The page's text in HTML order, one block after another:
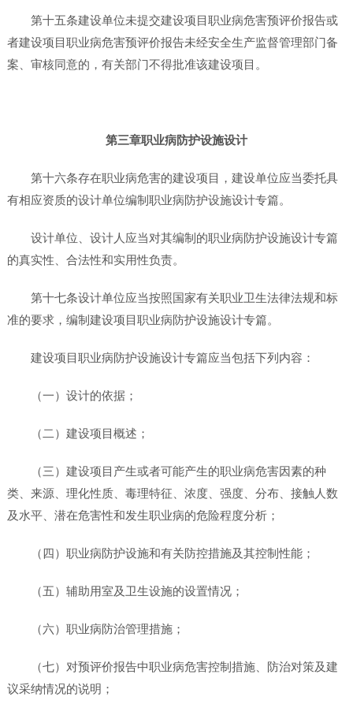
第十五条建设单位未提交建设项目职业病危害预评价报告或
者建设项目职业病危害预评价报告未经安全生产监督管理部门备
案、审核同意的，有关部门不得批准该建设项目。
第三章职业病防护设施设计
第十六条存在职业病危害的建设项目，建设单位应当委托具
有相应资质的设计单位编制职业病防护设施设计专篇。
设计单位、设计人应当对其编制的职业病防护设施设计专篇
的真实性、合法性和实用性负责。
第十七条设计单位应当按照国家有关职业卫生法律法规和标
准的要求，编制建设项目职业病防护设施设计专篇。
建设项目职业病防护设施设计专篇应当包括下列内容：
（一）设计的依据；
（二）建设项目概述；
（三）建设项目产生或者可能产生的职业病危害因素的种
类、来源、理化性质、毒理特征、浓度、强度、分布、接触人数
及水平、潜在危害性和发生职业病的危险程度分析；
（四）职业病防护设施和有关防控措施及其控制性能；
（五）辅助用室及卫生设施的设置情况；
（六）职业病防治管理措施；
（七）对预评价报告中职业病危害控制措施、防治对策及建
议采纳情况的说明；